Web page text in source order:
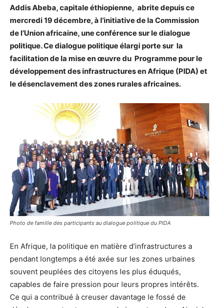
Addis Abeba, capitale éthiopienne, abrite depuis ce
mercredi 19 décembre, à l’initiative de la Commission
de l’Union africaine, une conférence sur le dialogue
politique. Ce dialogue politique élargi porte sur la
facilitation de la mise en œuvre du Programme pour le
développement des infrastructures en Afrique (PIDA) et
le désenclavement des zones rurales africaines.
Photo de famille des participants au dialogue politique du PIDA
En Afrique, la politique en matière d’infrastructures a
pendant longtemps a été axée sur les zones urbaines
souvent peuplées des citoyens les plus éduqués,
capables de faire pression pour leurs propres intérêts.
Ce qui a contribué à creuser davantage le fossé de